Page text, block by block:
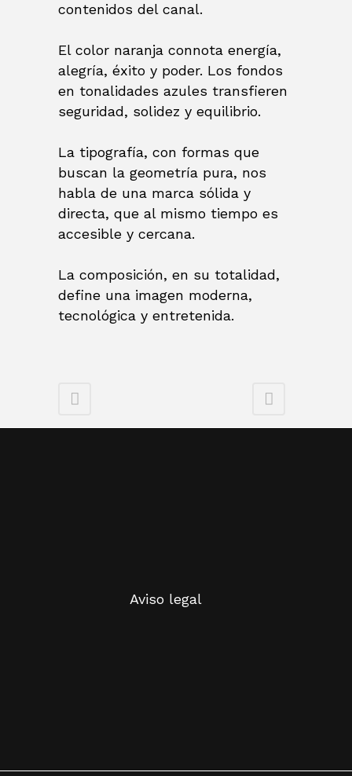
contenidos del canal.
El color naranja connota energía,
alegría, éxito y poder. Los fondos
en tonalidades azules transfieren
seguridad, solidez y equilibrio.
La tipografía, con formas que
buscan la geometría pura, nos
habla de una marca sólida y
directa, que al mismo tiempo es
accesible y cercana.
La composición, en su totalidad,
define una imagen moderna,
tecnológica y entretenida.
Aviso legal